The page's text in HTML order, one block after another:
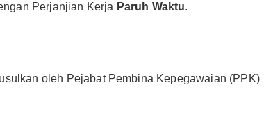
Perjanjian Kerja Paruh Waktu.
oleh Pejabat Pembina Kepegawaian (PPK)